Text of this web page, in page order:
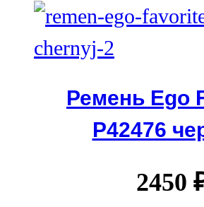
Ремень Ego
P42476
2450